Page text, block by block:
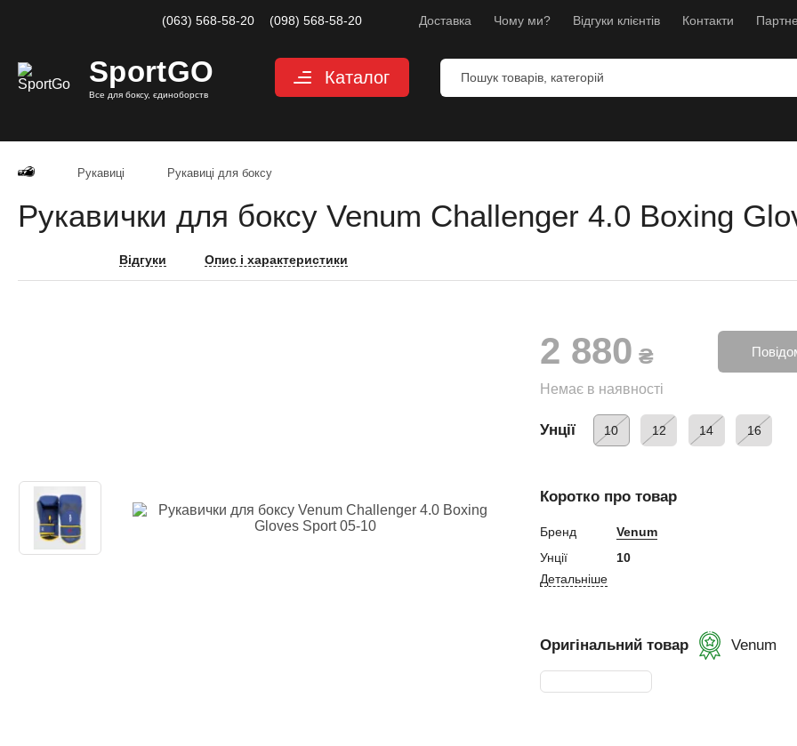
(063) 568-58-20 (098) 568-58-20 Доставка Чому ми? Відгуки клієнтів Контакти
SportGO
Все для боксу, єдиноборств
Каталог
Боксерські бинти
Мішки, груші, манекени
Вільна боротьба
Рукавиці Рукавиці для боксу
Рукавички для боксу Venum Challenger 4.0 Boxing
Відгуки Опис і характеристики
2 880 ₴
Немає в наявності
Унції 10 12 14 16
Коротко про товар
Бренд
Venum
Унції
10
Детальніше
Оригінальний товар Venum